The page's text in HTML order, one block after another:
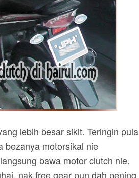
lebih besar sikit. Teringin pula
bezanya motorsikal nie
bawa motor clutch nie.
nak free gear pun dah pening